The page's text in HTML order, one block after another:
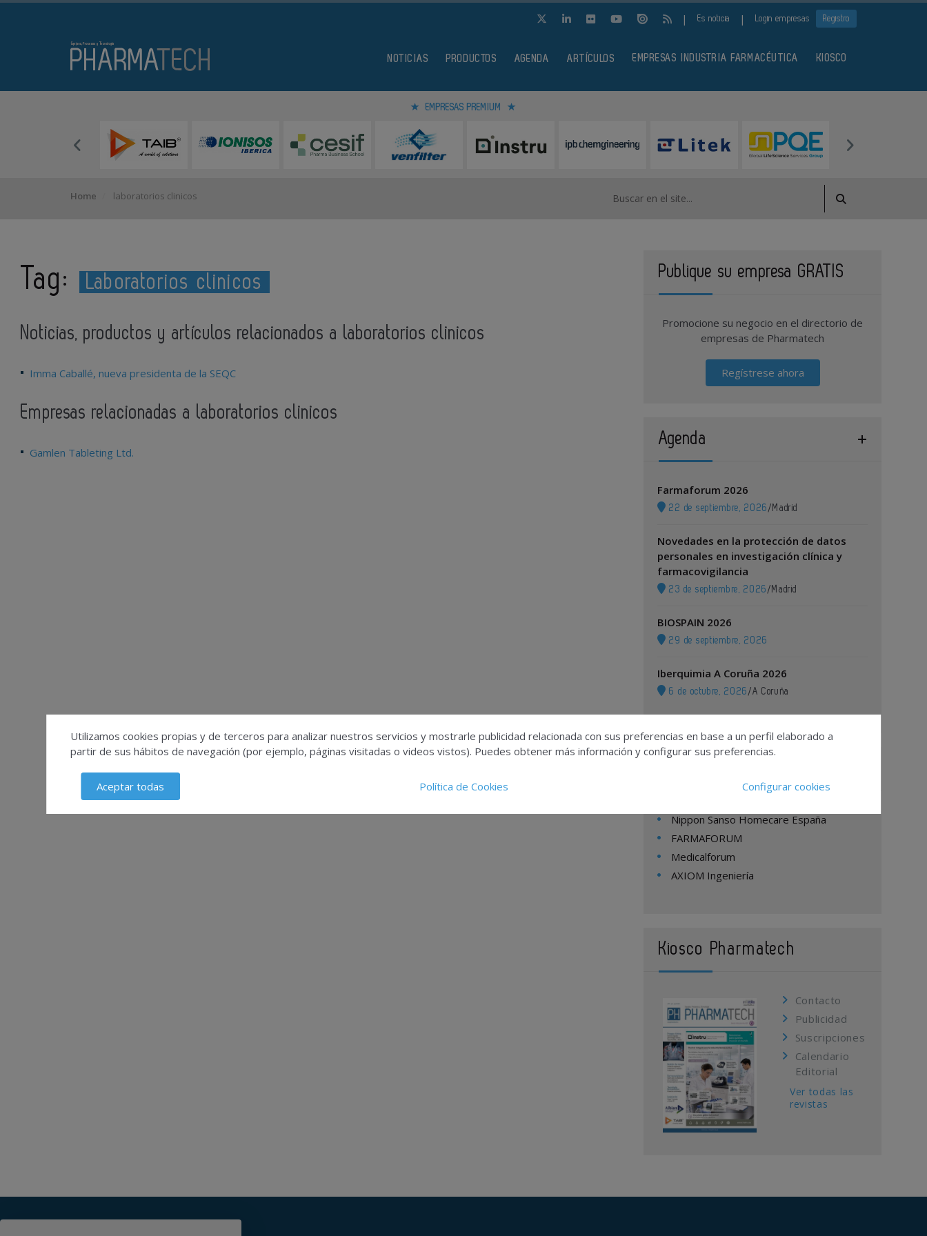
| Es noticia | Login empresas Registro
NOTICIAS PRODUCTOS AGENDA ARTÍCULOS EMPRESAS INDUSTRIA FARMACÉUTICA KIOSCO
EMPRESAS PREMIUM
Home laboratorios clinicos
Tag: Laboratorios clinicos
Noticias, productos y artículos relacionados a laboratorios clinicos
Imma Caballé, nueva presidenta de la SEQC
Empresas relacionadas a laboratorios clinicos
Gamlen Tableting Ltd.
Publique su empresa GRATIS
Promocione su negocio en el directorio de
empresas de Pharmatech
Regístrese ahora
Agenda
Farmaforum 2026
22 de septiembre, 2026 / Madrid
Novedades en la protección de datos
personales en investigación clínica y
farmacovigilancia
23 de septiembre, 2026 / Madrid
BIOSPAIN 2026
29 de septiembre, 2026
Iberquimia A Coruña 2026
6 de octubre, 2026 /A Coruña
Nippon Sanso Homecare España
FARMAFORUM
Medicalforum
AXIOM Ingeniería
Kiosco Pharmatech
Contacto
Publicidad
Suscripciones
Calendario
Editorial
Ver todas las
revistas
Utilizamos cookies propias y de terceros para analizar nuestros servicios y mostrarle publicidad relacionada con sus preferencias en base a un perfil elaborado a
partir de sus hábitos de navegación (por ejemplo, páginas visitadas o videos vistos). Puedes obtener más información y configurar sus preferencias.
Aceptar todas Política de Cookies Configurar cookies